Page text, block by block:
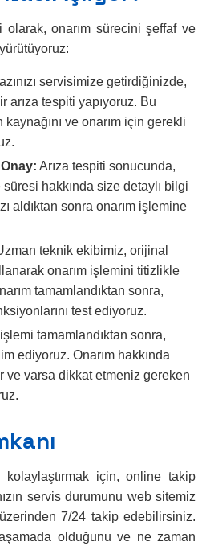
onarım sürecini şeffaf ve
servisimize getirdiğinizde,
arıza tespiti yapıyoruz. Bu
ve onarım için gerekli
Arıza tespiti sonucunda,
hakkında size detaylı bilgi
aldıktan sonra onarım işlemine
teknik ekibimiz, orijinal
onarım işlemini titizlikle
tamamlandıktan sonra,
test ediyoruz.
tamamlandıktan sonra,
ediyoruz. Onarım hakkında
ve varsa dikkat etmeniz gereken
için, online takip
servis durumunu web sitemiz
7/24 takip edebilirsiniz.
olduğunu ve ne zaman